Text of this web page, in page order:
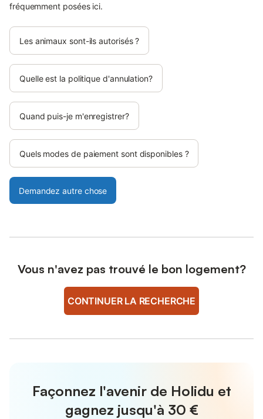
fréquemment posées ici.
Les animaux sont-ils autorisés ?
Quelle est la politique d'annulation?
Quand puis-je m'enregistrer?
Quels modes de paiement sont disponibles ?
Demandez autre chose
Vous n'avez pas trouvé le bon logement?
CONTINUER LA RECHERCHE
Façonnez l'avenir de Holidu et
gagnez jusqu'à 30 €